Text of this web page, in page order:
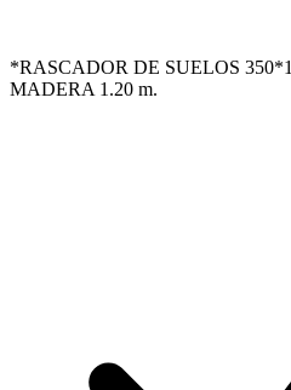
*RASCADOR DE SUELOS
MADERA 1.20 m.